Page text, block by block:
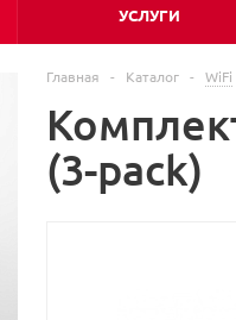
УСЛУГИ
Главная - Каталог - WiFi
(3-pack)